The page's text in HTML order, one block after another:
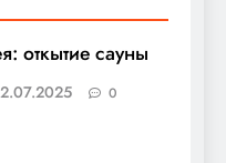
откытие сауны
0